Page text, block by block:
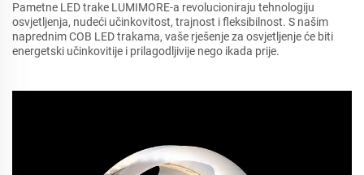
Pametne LED trake LUMIMORE-a revolucioniraju tehnologiju
osvjetljenja, nudeći učinkovitost, trajnost i fleksibilnost. S našim
naprednim COB LED trakama, vaše rješenje za osvjetljenje će biti
energetski učinkovitije i prilagodljivije nego ikada prije.